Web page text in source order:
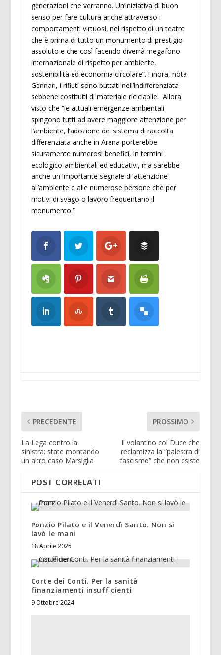
generazioni che verranno. Un’iniziativa di buon
senso per fare cultura anche attraverso i
comportamenti virtuosi, nel rispetto di un teatro
che è prima di tutto un monumento di prestigio
assoluto e che così facendo diverrà megafono
internazionale di rispetto per ambiente,
sostenibilità ed economia circolare”. Finora, nota
Gennari, i rifiuti sono buttati nell’indifferenziata
sebbene costituiti di materiale riciclabile. Allora
visto che “le attuali emergenze ambientali
spingono tutti ad avere maggiore attenzione per
l’ambiente, l’adozione del sistema di raccolta
differenziata anche in Arena porterebbe
sicuramente numerosi benefici, in termini
ecologico-ambientali ed educativi, ma sarebbe
anche un importante segnale di attenzione
all’ambiente e alle numerose persone che per
motivi di svago o lavoro frequentano il
monumento.”
PRECEDENTE
La Lega contro la
sinistra: state montando
un altro caso Marsiglia
PROSSIMO
Il volantino col Duce che
reclamizza la “palestra di
fascismo” che non esiste
POST CORRELATI
Ponzio Pilato e il Venerdì Santo. Non si
lavò le mani
18 Aprile 2025
Corte dei Conti. Per la sanità
finanziamenti insufficienti
9 Ottobre 2024